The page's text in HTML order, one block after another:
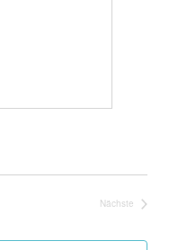
Nächste